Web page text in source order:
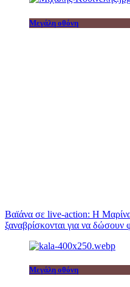
Μεγάλη οθόνη
Βαϊάνα σε live-action: Η
ξαναβρίσκονται για να
Μεγάλη οθόνη